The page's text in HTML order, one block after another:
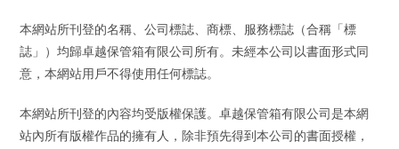
本網站所刊登的名稱、公司標誌、商標、服務標誌（合稱「標
誌」）均歸卓越保管箱有限公司所有。未經本公司以書面形式同
意，本網站用戶不得使用任何標誌。
本網站所刊登的內容均受版權保護。卓越保管箱有限公司是本網
站內所有版權作品的擁有人，除非預先得到本公司的書面授權，